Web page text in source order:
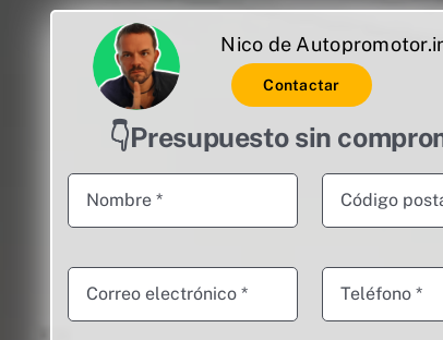
Nico de
Contactar
👇Presupuesto sin